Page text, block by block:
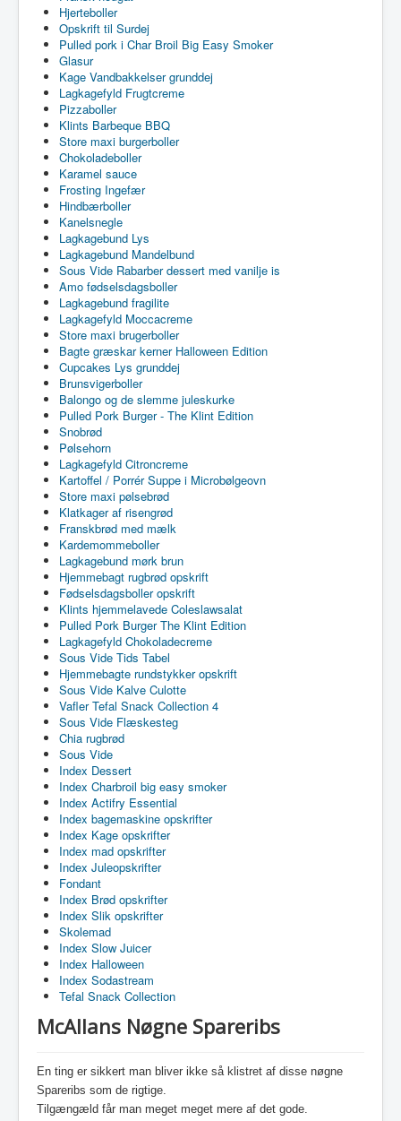
Hjerteboller
Opskrift til Surdej
Pulled pork i Char Broil Big Easy Smoker
Glasur
Kage Vandbakkelser grunddej
Lagkagefyld Frugtcreme
Pizzaboller
Klints Barbeque BBQ
Store maxi burgerboller
Chokoladeboller
Karamel sauce
Frosting Ingefær
Hindbærboller
Kanelsnegle
Lagkagebund Lys
Lagkagebund Mandelbund
Sous Vide Rabarber dessert med vanilje is
Amo fødselsdagsboller
Lagkagebund fragilite
Lagkagefyld Moccacreme
Store maxi brugerboller
Bagte græskar kerner Halloween Edition
Cupcakes Lys grunddej
Brunsvigerboller
Balongo og de slemme juleskurke
Pulled Pork Burger - The Klint Edition
Snobrød
Pølsehorn
Lagkagefyld Citroncreme
Kartoffel / Porrér Suppe i Microbølgeovn
Store maxi pølsebrød
Klatkager af risengrød
Franskbrød med mælk
Kardemommeboller
Lagkagebund mørk brun
Hjemmebagt rugbrød opskrift
Fødselsdagsboller opskrift
Klints hjemmelavede Coleslawsalat
Pulled Pork Burger The Klint Edition
Lagkagefyld Chokoladecreme
Sous Vide Tids Tabel
Hjemmebagte rundstykker opskrift
Sous Vide Kalve Culotte
Vafler Tefal Snack Collection 4
Sous Vide Flæskesteg
Chia rugbrød
Sous Vide
Index Dessert
Index Charbroil big easy smoker
Index Actifry Essential
Index bagemaskine opskrifter
Index Kage opskrifter
Index mad opskrifter
Index Juleopskrifter
Fondant
Index Brød opskrifter
Index Slik opskrifter
Skolemad
Index Slow Juicer
Index Halloween
Index Sodastream
Tefal Snack Collection
McAllans Nøgne Spareribs
En ting er sikkert man bliver ikke så klistret af disse nøgne
Spareribs som de rigtige.
Tilgængæld får man meget meget mere af det gode.